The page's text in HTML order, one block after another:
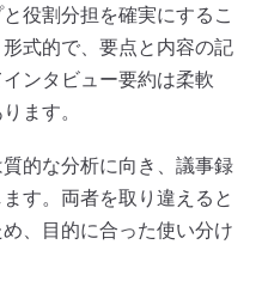
役割分担を確実にするこ
式的で、要点と内容の記
ンタビュー要約は柔軟
ます。
的な分析に向き、議事録
す。両者を取り違えると
、目的に合った使い分け